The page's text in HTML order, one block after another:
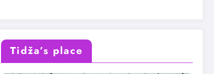
Tidža’s place